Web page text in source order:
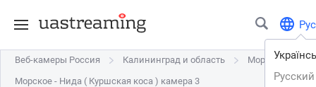
Рус
Русский
Веб-камеры Россия Калининград и область
Морское
Морское - Нида ( Куршская коса ) камера 3
Веб-камеры Россия Калининград и область
Морское
Морское - Нида ( Куршская коса ) камера 3